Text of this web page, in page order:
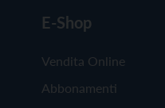
E-Shop
Vendita Online
Abbonamenti